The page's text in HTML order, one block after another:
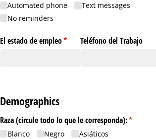
Automated phone
Text messages
No reminders
El estado de empleo*
(necesario)Teléfono del Trabajo
Demographics
Raza (circule todo lo que le corresponda):*
(necesario)
Blanco Negro
Asiáticos